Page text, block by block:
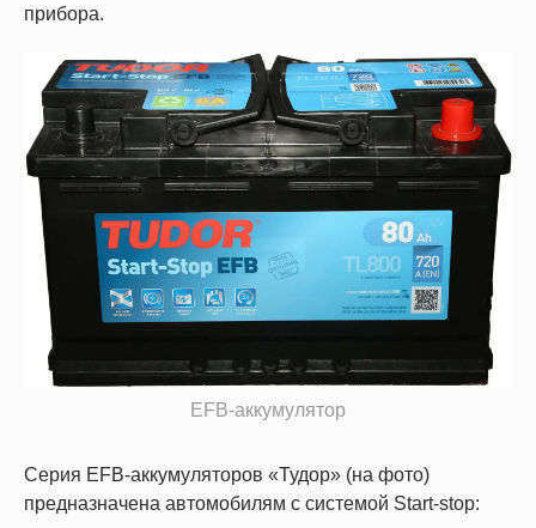
прибора.
EFB-аккумулятор
Серия EFB-аккумуляторов «Тудор» (на фото)
предназначена автомобилям с системой Start-stop: